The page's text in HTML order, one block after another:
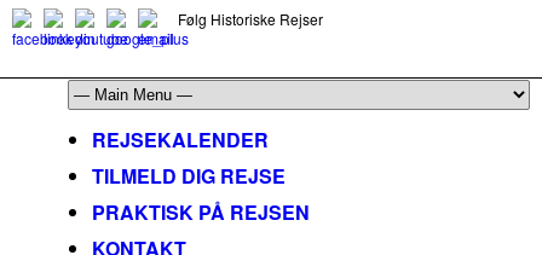
Følg Historiske Rejser
REJSEKALENDER
TILMELD DIG REJSE
PRAKTISK PÅ REJSEN
KONTAKT